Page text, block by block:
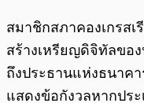
สมาชิกสภาคองเกรสเ
สร้างเหรียญดิจิทัลขอ
ถึงประธานแห่งธนาคา
แสดงข้อกังวลหากปร